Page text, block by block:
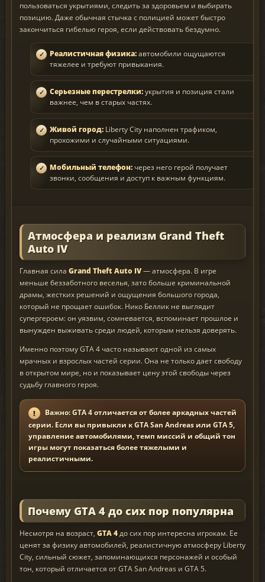
пользоваться укрытиями, следить за здоровьем и выбирать
позицию. Даже обычная стычка с полицией может быстро
закончиться гибелью героя, если действовать бездумно.
Реалистичная физика:автомобили ощущаются
тяжелее и требуют привыкания.
Серьезные перестрелки:укрытия и позиция стали
важнее, чем в старых частях.
Живой город: Liberty City наполнен трафиком,
прохожими и случайными ситуациями.
Мобильный телефон: через него герой получает
звонки, сообщения и доступ к важным функциям.
Атмосфера и реализм Grand Theft
Auto IV
Главная сила Grand Theft Auto IV— атмосфера. В игре
меньше беззаботного веселья, зато больше криминальной
драмы, жестких решений и ощущения большого города,
который не прощает ошибок. Нико Беллик не выглядит
супергероем: он уязвим, сомневается, вспоминает прошлое и
вынужден выживать среди людей, которым нельзя доверять.
Именно поэтому GTA 4 часто называют одной из самых
мрачных и взрослых частей серии. Она не только дает свободу
в открытом мире, но и показывает цену этой свободы через
судьбу главного героя.
Важно: GTA 4 отличается от более аркадных частей
серии. Если вы привыкли к GTA San Andreas или GTA 5,
управление автомобилями, темп миссий и общий тон
игры могут показаться более тяжелыми и
реалистичными.
Почему GTA 4 до сих пор популярна
Несмотря на возраст, GTA 4до сих пор интересна игрокам. Ее
ценят за физику автомобилей, реалистичную атмосферу Liberty
City, сильный сюжет, запоминающихся персонажей и особый
тон, который отличается от GTA San Andreas и GTA 5.